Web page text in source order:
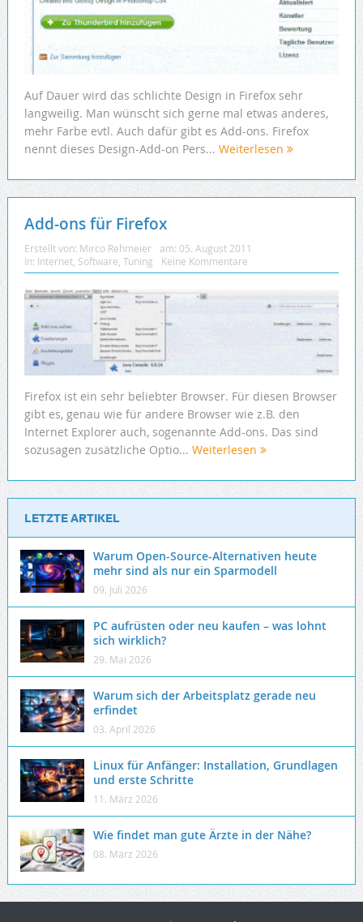
Auf Dauer wird das schlichte Design in Firefox sehr
langweilig. Man wünscht sich gerne mal etwas anderes,
mehr Farbe evtl. Auch dafür gibt es Add-ons. Firefox
nennt dieses Design-Add-on Pers... Weiterlesen
Add-ons für Firefox
Erstellt von: Mirco Rehmeier am: 05. August 2011
In: Internet, Software Tuning Keine Kommentare
Firefox ist ein sehr beliebter Browser. Für diesen Browser
gibt es, genau wie für andere Browser wie z.B. den
Internet Explorer auch, sogenannte Add-ons. Das sind
sozusagen zusätzliche Optio... Weiterlesen
LETZTE ARTIKEL
Warum Open-Source-Alternativen heute
mehr sind als nur ein Sparmodell
09. Juli 2026
PC aufrüsten oder neu kaufen – was lohnt
sich wirklich?
29. Mai 2026
Warum sich der Arbeitsplatz gerade neu
erfindet
03. April 2026
Linux für Anfänger: Installation, Grundlagen
und erste Schritte
11. März 2026
Wie findet man gute Ärzte in der Nähe?
08. März 2026